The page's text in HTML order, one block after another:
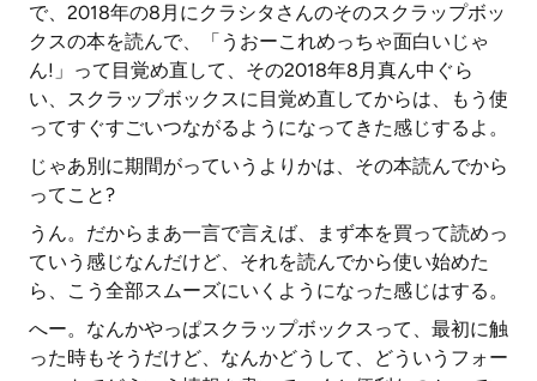
で、2018年の8月にクラシタさんのそのスクラップボッ
クスの本を読んで、「うおーこれめっちゃ面白いじゃ
ん!」って目覚め直して、その2018年8月真ん中ぐら
い、スクラップボックスに目覚め直してからは、もう使
ってすぐすごいつながるようになってきた感じするよ。
じゃあ別に期間がっていうよりかは、その本読んでから
ってこと?
うん。だからまあ一言で言えば、まず本を買って読めっ
ていう感じなんだけど、それを読んでから使い始めた
ら、こう全部スムーズにいくようになった感じはする。
へー。なんかやっぱスクラップボックスって、最初に触
った時もそうだけど、なんかどうして、どういうフォー